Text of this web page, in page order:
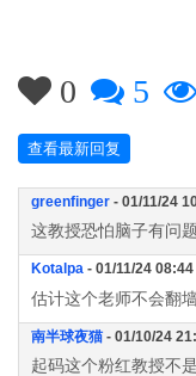
0 5
查看最新回复
greenfinger - 01/11/24
这教授恐怕脑子有问
Kotalpa - 01/11/24 08:44
估计这个老师不会翻
南半球夜猫 - 01/10/24
起码这个粉红教授不